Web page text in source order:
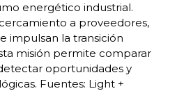
energético industrial.
a proveedores,
impulsan la transición
misión permite comparar
oportunidades y
Fuentes: Light +